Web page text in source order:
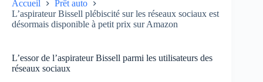
Accueil
Prêt auto
L’aspirateur Bissell plébiscité sur les réseaux sociaux est
désormais disponible à petit prix sur Amazon
L’essor de l’aspirateur Bissell parmi les utilisateurs des
réseaux sociaux